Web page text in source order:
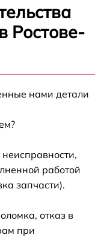
Ростове-
нами детали
работой
запчасти).
отказ в
при